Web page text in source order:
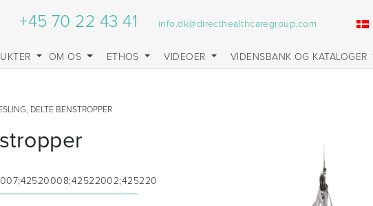
+45 70 22 43 41 info.dk@directhealthcaregroup.com
OM OS ETHOS VIDEOER VIDENSBANK OG KATALOGER
DELTE BENSTROPPER